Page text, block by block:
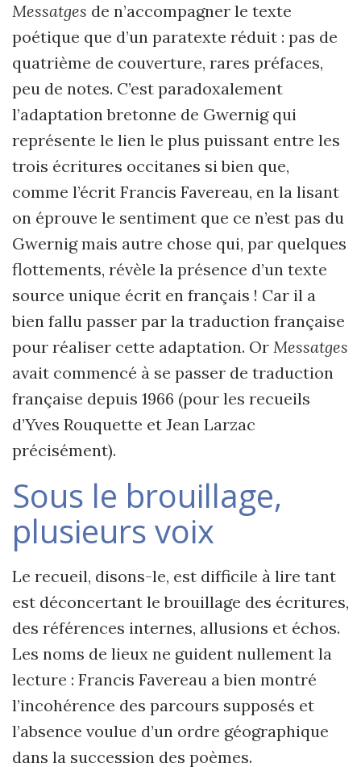
Messatges de n’accompagner le texte
poétique que d’un paratexte réduit : pas de
quatrième de couverture, rares préfaces,
peu de notes. C’est paradoxalement
l’adaptation bretonne de Gwernig qui
représente le lien le plus puissant entre les
trois écritures occitanes si bien que,
comme l’écrit Francis Favereau, en la lisant
on éprouve le sentiment que ce n’est pas du
Gwernig mais autre chose qui, par quelques
flottements, révèle la présence d’un texte
source unique écrit en français ! Car il a
bien fallu passer par la traduction française
pour réaliser cette adaptation. Or Messatges
avait commencé à se passer de traduction
française depuis 1966 (pour les recueils
d’Yves Rouquette et Jean Larzac
précisément).
Sous le brouillage,
plusieurs voix
Le recueil, disons-le, est difficile à lire tant
est déconcertant le brouillage des écritures,
des références internes, allusions et échos.
Les noms de lieux ne guident nullement la
lecture : Francis Favereau a bien montré
l’incohérence des parcours supposés et
l’absence voulue d’un ordre géographique
dans la succession des poèmes.